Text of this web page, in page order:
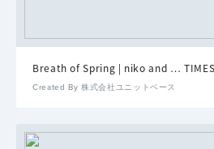
Breath of Spring | niko and … TIMES
Created By 株式会社ユニットベース